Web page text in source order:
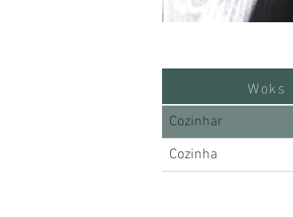
Woks
Cozinhar
Cozinha